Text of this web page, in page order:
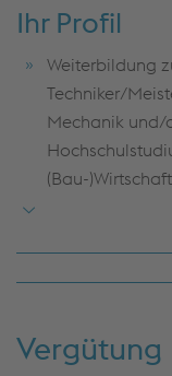
Übernahme
Termine von
verfolgen
Unterstützen
Ihr Profil
Weiterbildung
Techniker/
Mechanik und/
(Bau-
durch
Vergütung